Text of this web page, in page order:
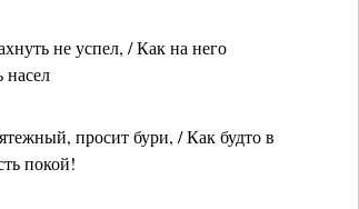
не успел, / Как на него
насел
просит бури, / Как будто в
покой!